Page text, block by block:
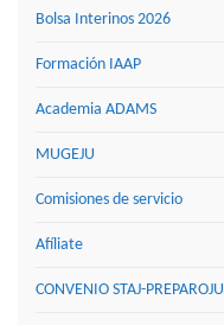
Bolsa Interinos 2026
Formación IAAP
Academia ADAMS
MUGEJU
Comisiones de servicio
Afíliate
CONVENIO STAJ-